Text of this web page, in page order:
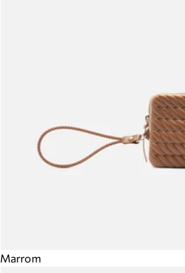
Marrom